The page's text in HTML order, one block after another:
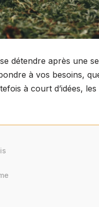
détendre après une
à vos besoins,
à court d’idées,